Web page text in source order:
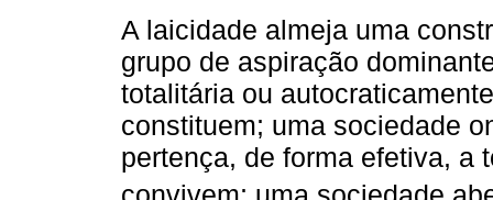
A laicidade almeja uma
grupo de aspiração
totalitária ou
constituem; uma sociedade
pertença, de forma efetiva, a